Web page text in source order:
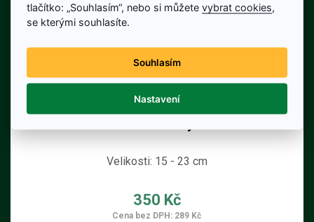
Velikosti: 15 - 23 cm
350 Kč
Cena bez DPH: 289 Kč
tlačítko: „Souhlasím“, nebo si můžetevybrat cookies
se kterými souhlasíte.
Souhlasím
Nastavení